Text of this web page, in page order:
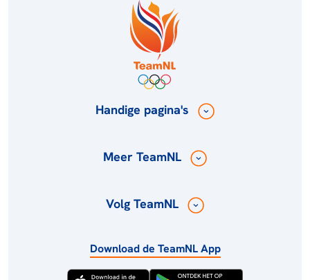
Handige pagina's
Meer TeamNL
Volg TeamNL
Download de TeamNL App